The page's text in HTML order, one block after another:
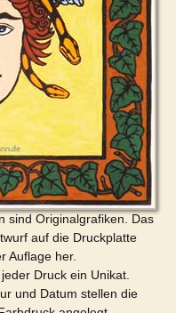
sind Originalgrafiken. Das
auf die Druckplatte
Auflage her.
Druck ein Unikat.
und Datum stellen die